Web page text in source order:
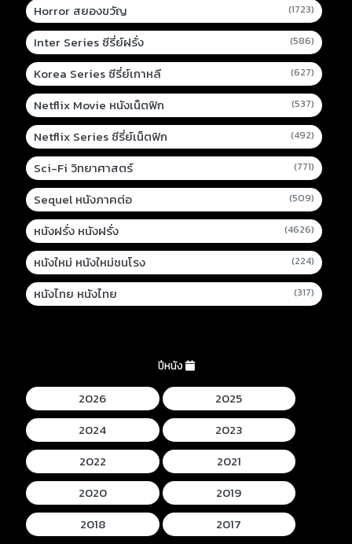
Horror สยองขวัญ (1723)
Inter Series ซีรี่ย์ฝรั่ง (586)
Korea Series ซีรี่ย์เกาหลี (627)
Netflix Movie หนังเน็ตฟิก (537)
Netflix Series ซีรี่ย์เน็ตฟิก (492)
Sci-Fi วิทยาศาสตร์ (771)
Sequel หนังภาคต่อ (509)
หนังฝรั่ง หนังฝรั่ง (4626)
หนังใหม่ หนังใหม่ชนโรง (224)
หนังไทย หนังไทย (317)
ปีหนัง
2026
2025
2024
2023
2022
2021
2020
2019
2018
2017